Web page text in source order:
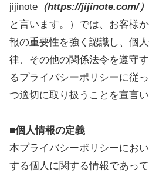
jijinote （https://jijinote.com/）
と言います。）では、お客様
報の重要性を強く認識し、個
律、その他の関係法令を遵守
るプライバシーポリシーに従
つ適切に取り扱うことを宣言い
■個人情報の定義
本プライバシーポリシーにお
する個人に関する情報であっ